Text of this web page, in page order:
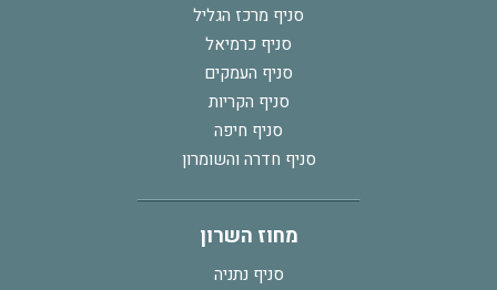
סניף מרכז הגליל
סניף כרמיאל
סניף העמקים
סניף הקריות
סניף חיפה
סניף חדרה והשומרון
מחוז השרון
סניף נתניה